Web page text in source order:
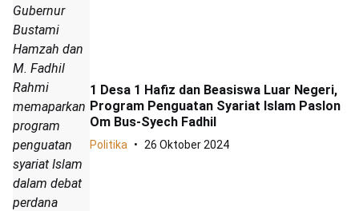
Gubernur
Bustami
Hamzah dan
M. Fadhil
Rahmi
memaparkan
program
penguatan
syariat Islam
dalam debat
perdana
1 Desa 1 Hafiz dan Beasiswa Luar Negeri,
Program Penguatan Syariat Islam Paslon
Om Bus-Syech Fadhil
Politika 26 Oktober 2024